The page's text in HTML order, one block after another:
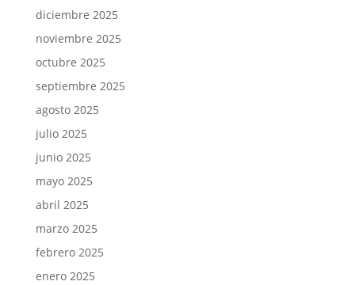
diciembre 2025
noviembre 2025
octubre 2025
septiembre 2025
agosto 2025
julio 2025
junio 2025
mayo 2025
abril 2025
marzo 2025
febrero 2025
enero 2025